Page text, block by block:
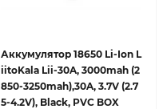
Аккумулятор 18650 Li-Ion L
iitoKala Lii-30A, 3000mah (2
850-3250mah),30A, 3.7V (2.7
5-4.2V), Black, PVC BOX